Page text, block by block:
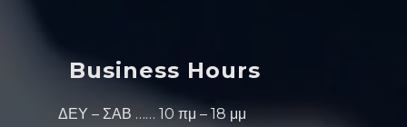
Business Hours
ΔΕΥ – ΣΑΒ …… 10 πμ – 18 μμ